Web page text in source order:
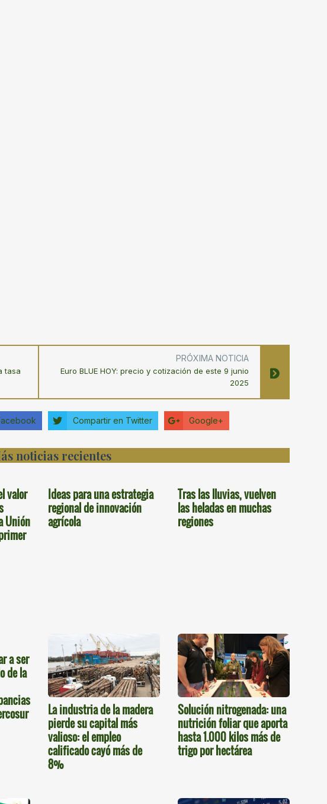
tasa
PRÓXIMA NOTICIA
Euro BLUE HOY: precio y cotización de este 9 junio
2025
Compartir en Twitter Google+
noticias recientes
valor
Unión
Ideas para una estrategia
regional de innovación
agrícola
Tras las lluvias, vuelven
las heladas en muchas
regiones
a ser
de la
La industria de la madera
pierde su capital más
valioso: el empleo
calificado cayó más de
8%
Solución nitrogenada: una
nutrición foliar que aporta
hasta 1.000 kilos más de
trigo por hectárea